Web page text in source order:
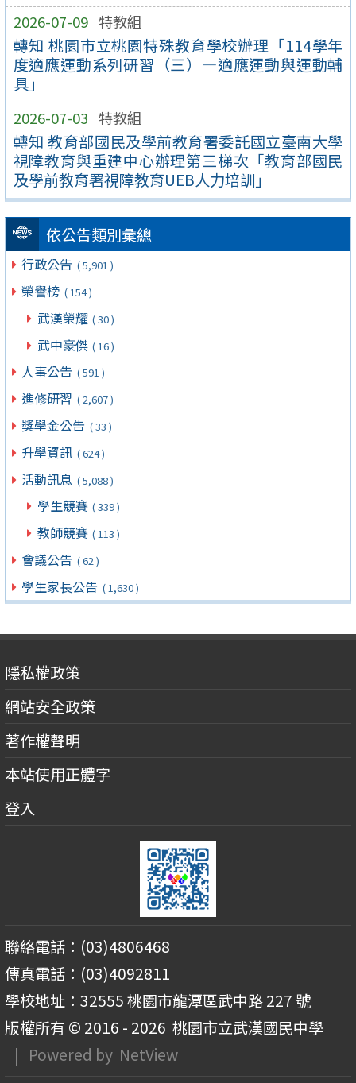
2026-07-09 特教組
轉知 桃園市立桃園特殊教育學校辦理「114學年
度適應運動系列研習（三）—適應運動與運動輔
具」
2026-07-03 特教組
轉知 教育部國民及學前教育署委託國立臺南大學
視障教育與重建中心辦理第三梯次「教育部國民
及學前教育署視障教育UEB人力培訓」
依公告類別彙總
行政公告 ( 5,901 )
榮譽榜 ( 154 )
武漢榮耀 ( 30 )
武中豪傑 ( 16 )
人事公告 ( 591 )
進修研習 ( 2,607 )
獎學金公告 ( 33 )
升學資訊 ( 624 )
活動訊息 ( 5,088 )
學生競賽 ( 339 )
教師競賽 ( 113 )
會議公告 ( 62 )
學生家長公告 ( 1,630 )
隱私權政策
網站安全政策
著作權聲明
本站使用正體字
登入
聯絡電話：(03)4806468
傳真電話：(03)4092811
學校地址：32555 桃園市龍潭區武中路 227 號
版權所有 © 2016 - 2026 桃園市立武漢國民中學
| Powered by NetView